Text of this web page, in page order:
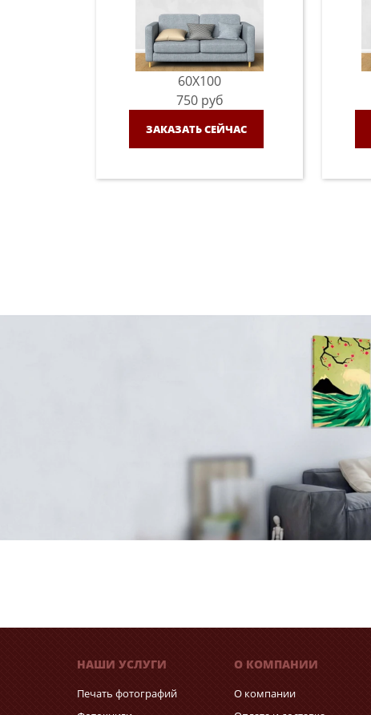
60X100
750 руб
ЗАКАЗАТЬ СЕЙЧАС
НАШИ УСЛУГИ
Печать фотографий
О КОМПАНИИ
О компании